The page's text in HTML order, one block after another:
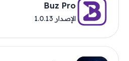
Buz Pro
الإصدار 1.0.13